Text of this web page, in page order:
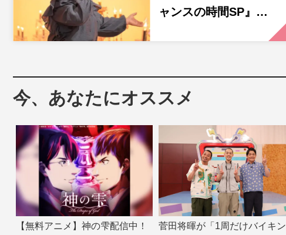
ャンスの時間SP』…
今、あなたにオススメ
【無料アニメ】神の雫配信中！
菅田将暉が「1周だけバイキン